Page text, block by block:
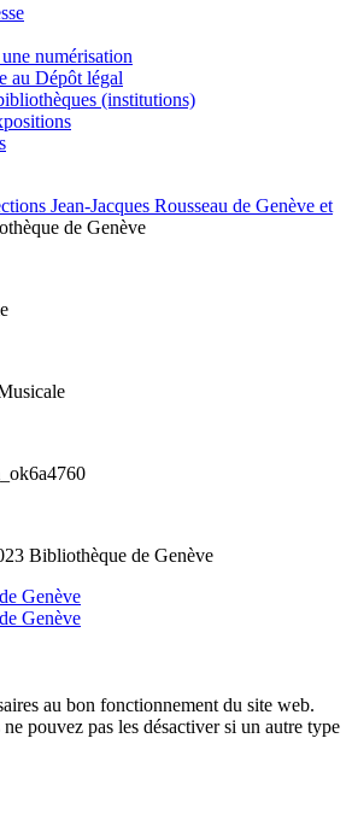
numérisation
au Dépôt légal
(institutions)
Bibliothèque de Genève
au bon fonctionnement du site web.
pouvez pas les désactiver si un autre type